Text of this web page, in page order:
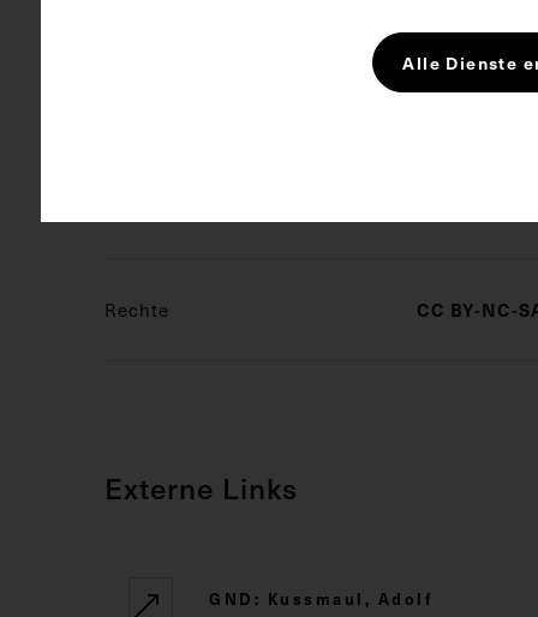
Die
angefertigt.
Rechte CC BY-NC-
Externe Links
GND: Kussmaul, Adolf
Alle Dienste